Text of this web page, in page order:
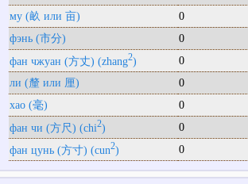
му (畝 или 亩)
0
фэнь (市分)
0
фан чжуан (方丈) (zhang2)
0
ли (釐 или 厘)
0
хао (毫)
0
фан чи (方尺) (chi2)
0
фан цунь (方寸) (cun2) 0